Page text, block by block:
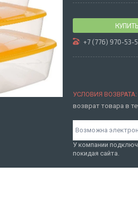
КУПИТЬ
+7 (776) 970-53-
возврат товара в
У компании
покидая сайта.